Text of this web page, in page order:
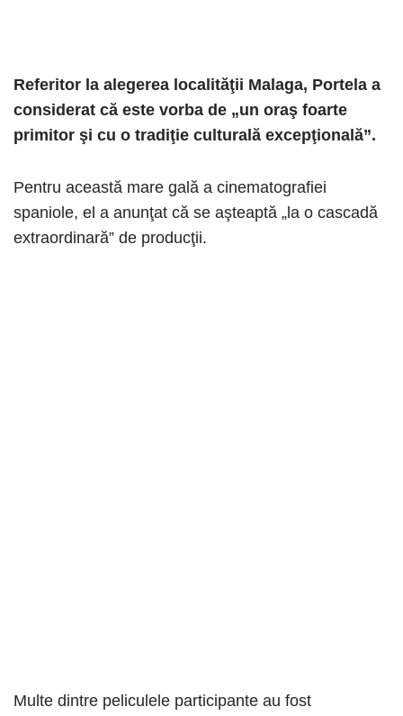
Referitor la alegerea localităţii Malaga, Portela a
considerat că este vorba de „un oraş foarte
primitor şi cu o tradiţie culturală excepţională”.
Pentru această mare gală a cinematografiei
spaniole, el a anunţat că se aşteaptă „la o cascadă
extraordinară” de producţii.
Multe dintre peliculele participante au fost